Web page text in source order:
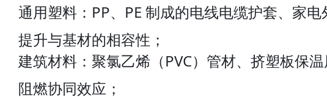
通用塑料：PP、PE 制成的电线电缆护套、家
提升与基材的相容性；
建筑材料：聚氯乙烯（PVC）管材、挤塑板保
阻燃协同效应；